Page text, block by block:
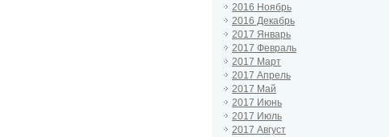
2016 Ноябрь
2016 Декабрь
2017 Январь
2017 Февраль
2017 Март
2017 Апрель
2017 Май
2017 Июнь
2017 Июль
2017 Август